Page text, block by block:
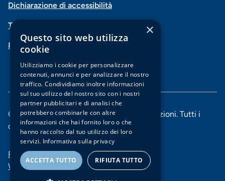
navigazione
piè
di
pagina
Dichiarazione di accessibilità
Trasparenza
PSD2-Open Banking
© 2025 Banca di Piacenza soc. coop. per azioni. Tutti i
diritti riservati.
Menu
di
Privacy e Cookie policy
Whistleblowing
×
Questo sito web utilizza
cookie
Utilizziamo i cookie per personalizzare
contenuti, annunci e per analizzare il nostro
traffico. Condividiamo inoltre informazioni
sul tuo utilizzo del nostro sito con i nostri
partner pubblicitari e di analisi che
potrebbero combinarle con altre
informazioni che hai fornito loro o che
hanno raccolto dal tuo utilizzo dei loro
servizi. Informativa sulla privacy
ACCETTA TUTTO RIFIUTA TUTTO